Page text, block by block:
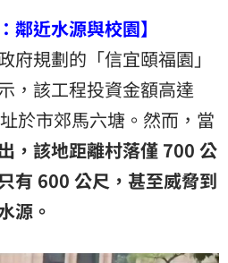
鄰近水源與校園】
府規劃的「信宜頤福園」
，該工程投資金額高達
於市郊馬六塘。然而，當
，該地距離村落僅 700 公
有 600 公尺，甚至威脅到
源。